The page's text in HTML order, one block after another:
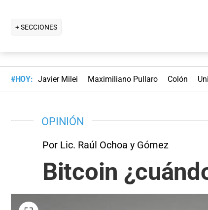
+ SECCIONES
#HOY: Javier Milei Maximiliano Pullaro Colón
OPINIÓN
Por Lic. Raúl Ochoa y Gómez
Bitcoin